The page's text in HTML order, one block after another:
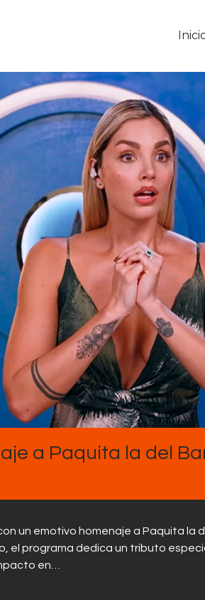
En Vivo
Noticias
Equipo
Sobre
a Paquita la del
un emotivo homenaje a Paquita
el programa dedica un tributo
en…